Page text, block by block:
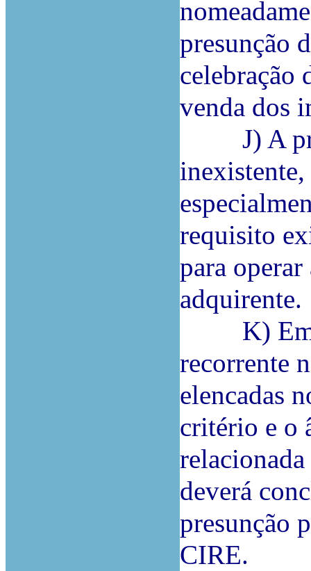
presunção
celebração
venda dos
J) A
inexistente,
requisito
para
adquirente.
K) Em
recorrente
elencadas
critério e o
deverá
presunção
CIRE.